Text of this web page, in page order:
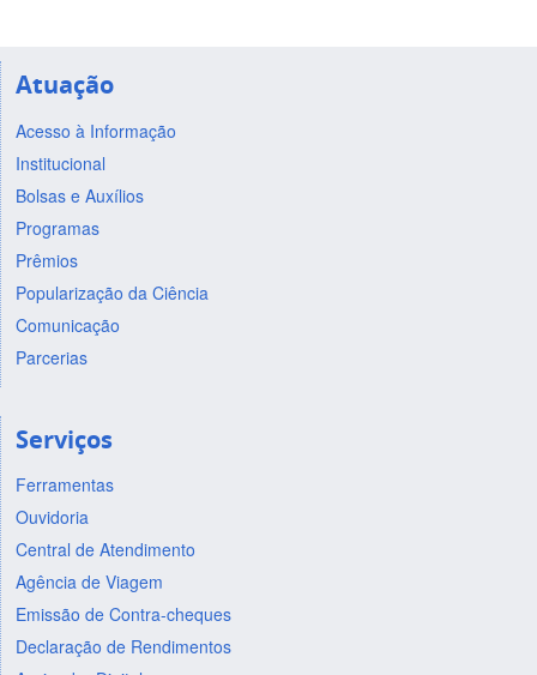
Atuação
Acesso à Informação
Institucional
Bolsas e Auxílios
Programas
Prêmios
Popularização da Ciência
Comunicação
Parcerias
Serviços
Ferramentas
Ouvidoria
Central de Atendimento
Agência de Viagem
Emissão de Contra-cheques
Declaração de Rendimentos